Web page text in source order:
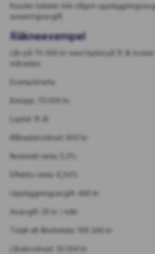
Kunder betalar inte någon
aviseringsavgift.
Räkneexempel
Lån på 70 000 kr med löptid på 15 år kostar
månaden.
Exempelränta
Belopp: 70.000 kr
Löptid: 15 år
Månadskostnad: 600 kr
Nominell ränta: 5,3%
Effektiv ränta: 6,54%
Uppläggningsavgift: 495 kr
Aviavgift: 35 kr / mån
Totalt att återbetala: 108 346 kr
Lånekostnad: 30.304 kr